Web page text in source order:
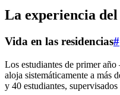
La experiencia
Vida en las residencias#
Los estudiantes de primer
aloja sistemáticamente a más
y 40 estudiantes,